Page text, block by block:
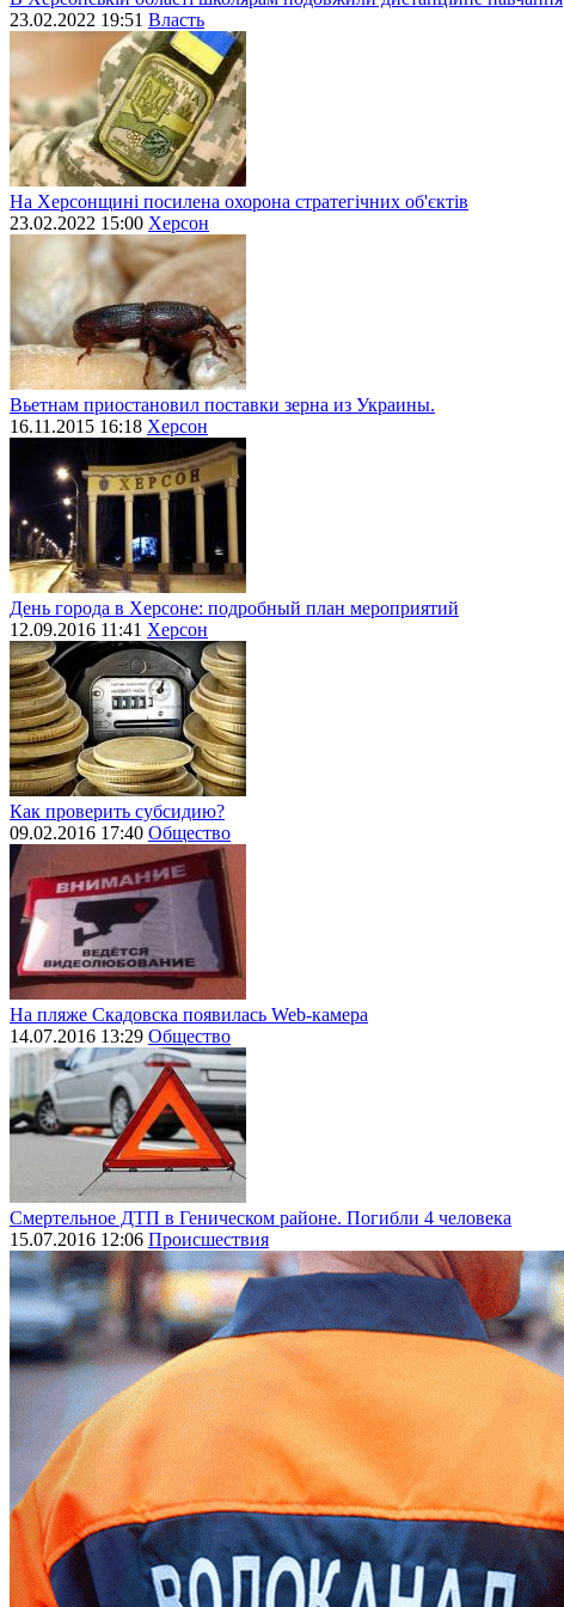
23.02.2022 19:51 Власть
На Херсонщині посилена охорона стратегічних об'єктів
23.02.2022 15:00 Херсон
Вьетнам приостановил поставки зерна из Украины.
16.11.2015 16:18 Херсон
День города в Херсоне: подробный план мероприятий
12.09.2016 11:41 Херсон
Как проверить субсидию?
09.02.2016 17:40 Общество
На пляже Скадовска появилась Web-камера
14.07.2016 13:29 Общество
Смертельное ДТП в Геническом районе. Погибли 4 человека
15.07.2016 12:06 Происшествия